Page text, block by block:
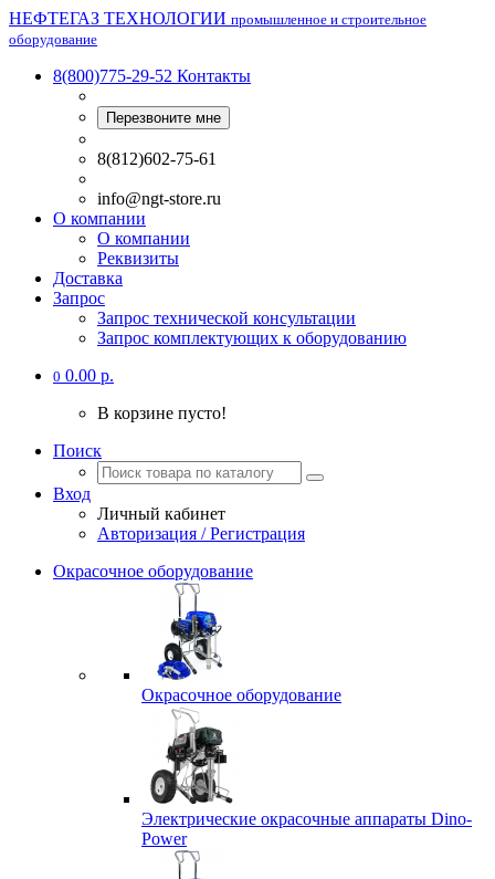
НЕФТЕГАЗ ТЕХНОЛОГИИ промышленное и строительное
оборудование
8(800)775-29-52 Контакты
Перезвоните мне
8(812)602-75-61
info@ngt-store.ru
О компании
О компании
Реквизиты
Доставка
Запрос
Запрос технической консультации
Запрос комплектующих к оборудованию
0 0.00 р.
В корзине пусто!
Поиск
Вход
Личный кабинет
Авторизация / Регистрация
Окрасочное оборудование
Окрасочное оборудование
Электрические окрасочные аппараты Dino-
Power